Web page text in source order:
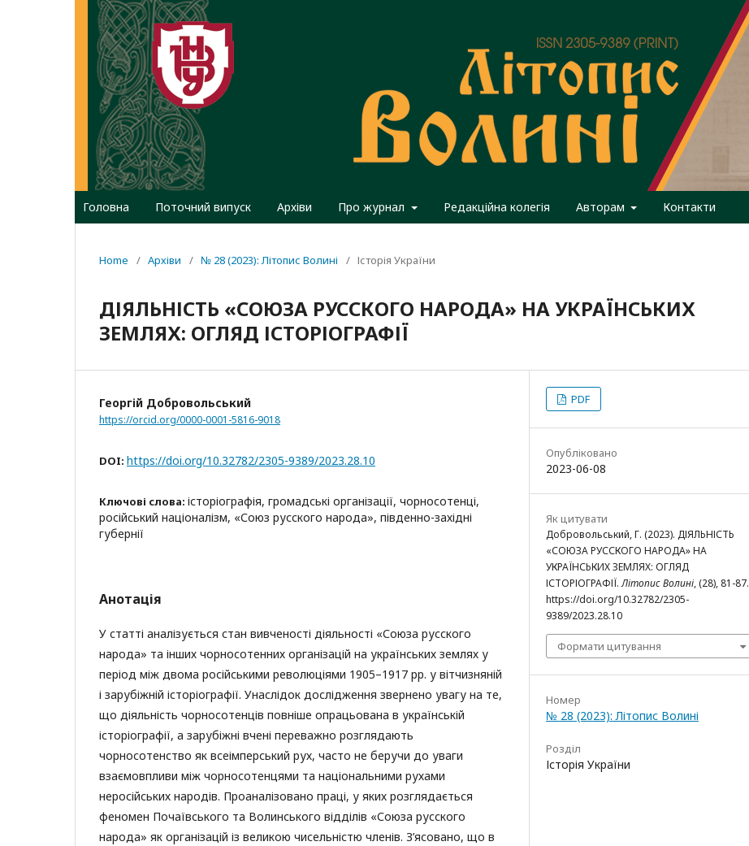
Головна Поточний випуск Архіви Про журнал Редакційна колегія Авторам Контакти
Home / Архіви / № 28 (2023): Літопис Волині / Історія України
ДІЯЛЬНІСТЬ «СОЮЗА РУССКОГО НАРОДА» НА УКРАЇНСЬКИХ
ЗЕМЛЯХ: ОГЛЯД ІСТОРІОГРАФІЇ
Георгій Добровольський
https://orcid.org/0000-0001-5816-9018
DOI: https://doi.org/10.32782/2305-9389/2023.28.10
Ключові слова: історіографія, громадські організації, чорносотенці,
російський націоналізм, «Союз русского народа», південно-західні
губернії
Анотація
У статті аналізується стан вивченості діяльності «Союза русского
народа» та інших чорносотенних організацій на українських землях у
період між двома російськими революціями 1905–1917 рр. у вітчизняній
і зарубіжній історіографії. Унаслідок дослідження звернено увагу на те,
що діяльність чорносотенців повніше опрацьована в українській
історіографії, а зарубіжні вчені переважно розглядають
чорносотенство як всеімперський рух, часто не беручи до уваги
взаємовпливи між чорносотенцями та національними рухами
неросійських народів. Проаналізовано праці, у яких розглядається
феномен Почаївського та Волинського відділів «Союза русского
народа» як організацій із великою чисельністю членів. З’ясовано, що в
PDF
Опубліковано
2023-06-08
Як цитувати
Добровольський, Г. (2023). ДІЯЛЬНІСТЬ
«СОЮЗА РУССКОГО НАРОДА» НА
УКРАЇНСЬКИХ ЗЕМЛЯХ: ОГЛЯД
ІСТОРІОГРАФІЇ.Літопис Волині, (28), 81-87.
https://doi.org/10.32782/2305-
9389/2023.28.10
Формати цитування
Номер
№ 28 (2023): Літопис Волині
Розділ
Історія України